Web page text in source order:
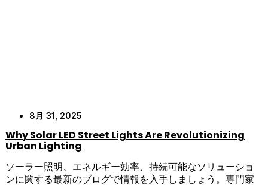
8月 31, 2025
Why Solar LED Street Lights Are Revolutionizing
Urban Lighting
ソーラー照明、エネルギー効率、持続可能なソリューショ
ンに関する最新のブログで情報を入手しましょう。専門家